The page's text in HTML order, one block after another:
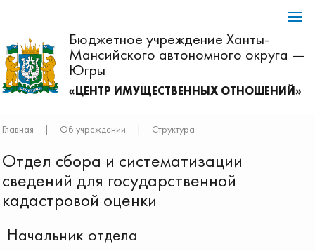
Бюджетное учреждение Ханты-
Мансийского автономного округа —
Югры
«ЦЕНТР ИМУЩЕСТВЕННЫХ ОТНОШЕНИЙ»
Главная | Об учреждении | Структура
Отдел сбора и систематизации
сведений для государственной
кадастровой оценки
Начальник отдела